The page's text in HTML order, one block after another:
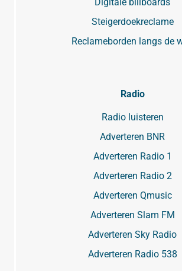
Digitale billboards
Steigerdoekreclame
Reclameborden langs de
Radio
Radio luisteren
Adverteren BNR
Adverteren Radio 1
Adverteren Radio 2
Adverteren Qmusic
Adverteren Slam FM
Adverteren Sky Radio
Adverteren Radio 538